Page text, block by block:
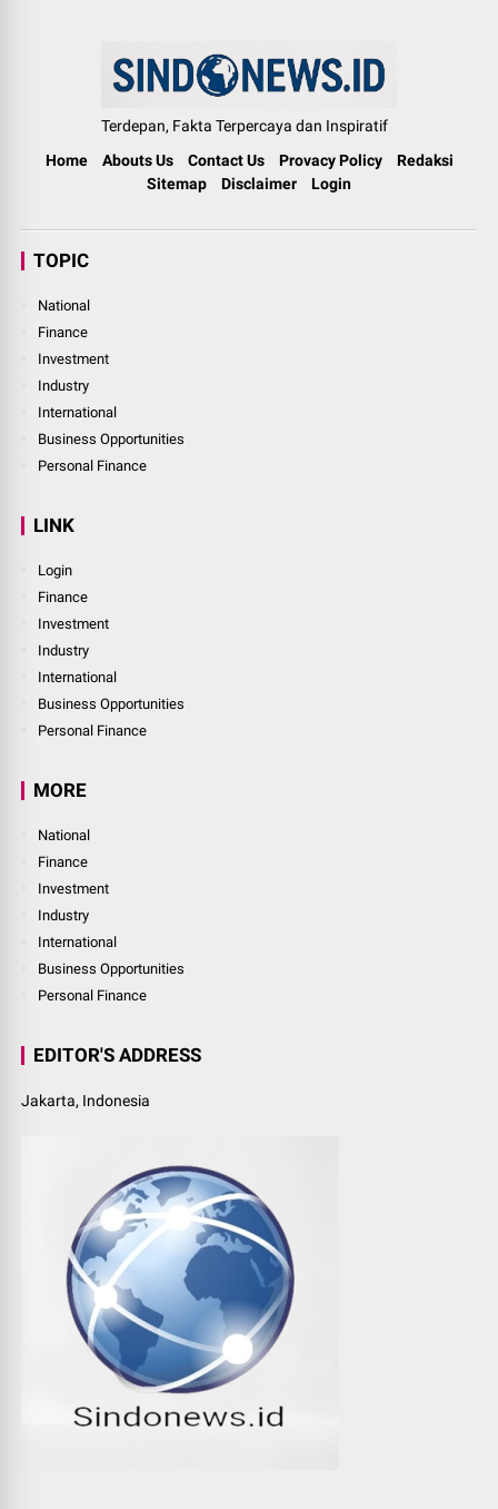
Terdepan, Fakta Terpercaya dan Inspiratif
Home
Abouts Us Contact Us Provacy Policy
Redaksi
Sitemap
Disclaimer Login
TOPIC
National
Finance
Investment
Industry
International
Business Opportunities
Personal Finance
LINK
Login
Finance
Investment
Industry
International
Business Opportunities
Personal Finance
MORE
National
Finance
Investment
Industry
International
Business Opportunities
Personal Finance
EDITOR'S ADDRESS
Jakarta, Indonesia